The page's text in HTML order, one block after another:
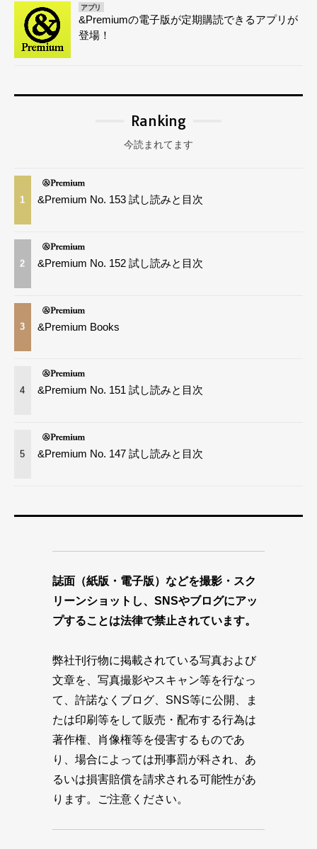
アプリ
&Premiumの電子版が定期購読できるアプリが
登場！
Ranking
今読まれてます
1 &Premium No. 153 試し読みと目次
2 &Premium No. 152 試し読みと目次
3 &Premium Books
4 &Premium No. 151 試し読みと目次
5 &Premium No. 147 試し読みと目次
誌面（紙版・電子版）などを撮影・スク
リーンショットし、SNSやブログにアッ
プすることは法律で禁止されています。
弊社刊行物に掲載されている写真および
文章を、写真撮影やスキャン等を行なっ
て、許諾なくブログ、SNS等に公開、ま
たは印刷等をして販売・配布する行為は
著作権、肖像権等を侵害するものであ
り、場合によっては刑事罰が科され、あ
るいは損害賠償を請求される可能性があ
ります。ご注意ください。